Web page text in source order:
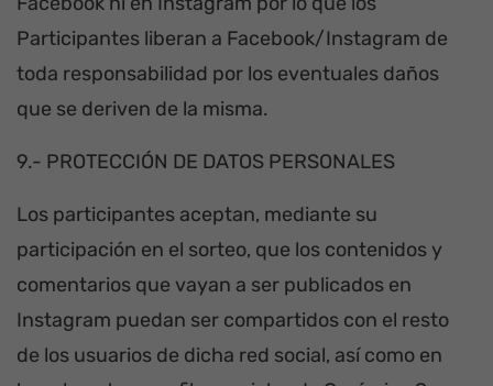
Participantes liberan a Facebook/Instagram de
toda responsabilidad por los eventuales daños
que se deriven de la misma.
9.- PROTECCIÓN DE DATOS PERSONALES
Los participantes aceptan, mediante su
participación en el sorteo, que los contenidos y
comentarios que vayan a ser publicados en
Instagram puedan ser compartidos con el resto
de los usuarios de dicha red social, así como en